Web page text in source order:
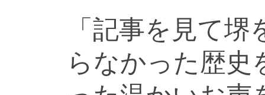
「記事を見て
らなかった歴史